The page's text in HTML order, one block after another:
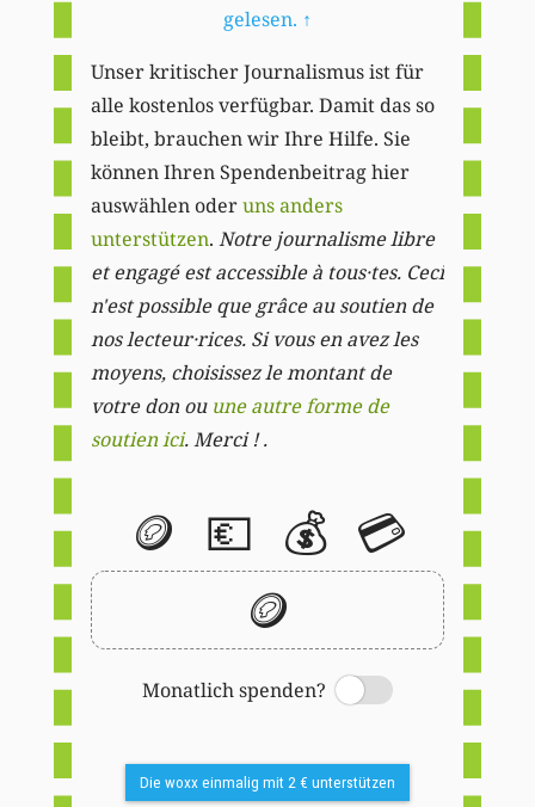
gelesen. ↑
Unser kritischer Journalismus ist für
alle kostenlos verfügbar. Damit das so
bleibt, brauchen wir Ihre Hilfe. Sie
können Ihren Spendenbeitrag hier
auswählen oderuns anders
unterstützen. Notre journalisme libre
et engagé est accessible à tous·tes. Ceci
n'est possible que grâce au soutien de
nos lecteur·rices. Si vous en avez les
moyens, choisissez le montant de
votre don ou une autre forme de
soutien ici. Merci ! .
🪙 💶 💰 💳
🪙
Monatlich spenden?
Switch
Die woxx einmalig mit 2 € unterstützen